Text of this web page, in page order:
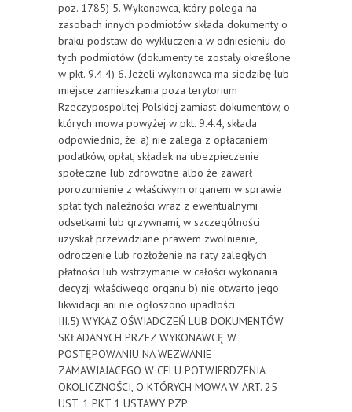
poz. 1785) 5. Wykonawca, który polega na
zasobach innych podmiotów składa dokumenty o
braku podstaw do wykluczenia w odniesieniu do
tych podmiotów. (dokumenty te zostały określone
w pkt. 9.4.4) 6. Jeżeli wykonawca ma siedzibę lub
miejsce zamieszkania poza terytorium
Rzeczypospolitej Polskiej zamiast dokumentów, o
których mowa powyżej w pkt. 9.4.4, składa
odpowiednio, że: a) nie zalega z opłacaniem
podatków, opłat, składek na ubezpieczenie
społeczne lub zdrowotne albo że zawarł
porozumienie z właściwym organem w sprawie
spłat tych należności wraz z ewentualnymi
odsetkami lub grzywnami, w szczególności
uzyskał przewidziane prawem zwolnienie,
odroczenie lub rozłożenie na raty zaległych
płatności lub wstrzymanie w całości wykonania
decyzji właściwego organu b) nie otwarto jego
likwidacji ani nie ogłoszono upadłości.
III.5) WYKAZ OŚWIADCZEŃ LUB DOKUMENTÓW
SKŁADANYCH PRZEZ WYKONAWCĘ W
POSTĘPOWANIU NA WEZWANIE
ZAMAWIAJACEGO W CELU POTWIERDZENIA
OKOLICZNOŚCI, O KTÓRYCH MOWA W ART. 25
UST. 1 PKT 1 USTAWY PZP